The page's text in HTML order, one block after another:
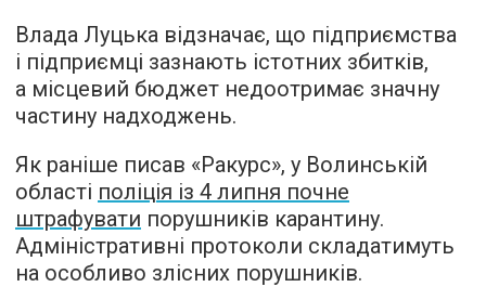
Влада Луцька відзначає, що підприємства
і підприємці зазнають істотних збитків,
а місцевий бюджет недоотримає значну
частину надходжень.
Як раніше писав «Ракурс», у Волинській
області поліція із 4 липня почне
штрафувати порушників карантину.
Адміністративні протоколи складатимуть
на особливо злісних порушників.